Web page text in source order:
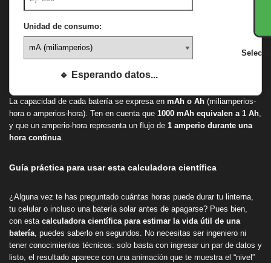
Unidad de consumo:
🔹 Esperando datos...
La capacidad de cada batería se expresa en mAh o Ah (miliamperios-
hora o amperios-hora). Ten en cuenta que 1000 mAh equivalen a 1 Ah,
y que un amperio-hora representa un flujo de 1 amperio durante una
hora continua.
Guía práctica para usar esta calculadora científica
¿Alguna vez te has preguntado cuántas horas puede durar tu linterna,
tu celular o incluso una batería solar antes de apagarse? Pues bien,
con esta calculadora científica para estimar la vida útil de una
batería, puedes saberlo en segundos. No necesitas ser ingeniero ni
tener conocimientos técnicos: solo basta con ingresar un par de datos y
listo, el resultado aparece con una animación que te muestra el “nivel”